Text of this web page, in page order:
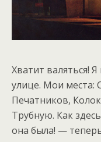
Хватит валяться!
улице. Мои места:
Печатников,
Трубную. Как
она была! —